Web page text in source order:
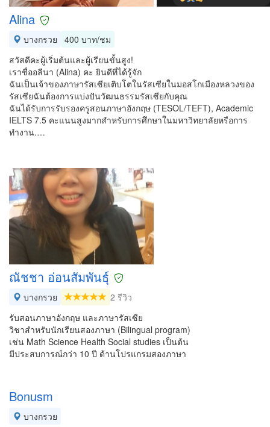
Alina
บางกรวย
400 บาท/ชม
สวัสดีคะผู้เริ่มต้นและผู้เรียนขั้นสูง!
เราชื่ออลีนา (Alina) คะ ยินดีที่ได้รู้จัก
ฉันเป็นเจ้าของภาษารัสเซียเติบโตในรัสเซียในมอสโกเมืองหลวงของ
รัสเซียฉันต้องการแบ่งปันวัฒนธรรมรัสเซียกับคุณ
ฉันได้รับการรับรองครูสอนภาษาอังกฤษ (TESOL/TEFT), Academic
IELTS 7.5 คะแนนสูงมากสำหรับการศึกษาในมหาวิทยาลัยหรือการ
ทำงาน.…
ณัชชา อ่อนสัมพันธุ์
บางกรวย
2 รีวิว
รับสอนภาษาอังกฤษ และภาษารัสเซีย
วิชาสำหรับนักเรียนสองภาษา (Bilingual program)
เช่น Math Science Health Social studies เป็นต้น
มีประสบการณ์กว่า 10 ปี ด้านโปรแกรมสองภาษา
Bonusm
บางกรวย